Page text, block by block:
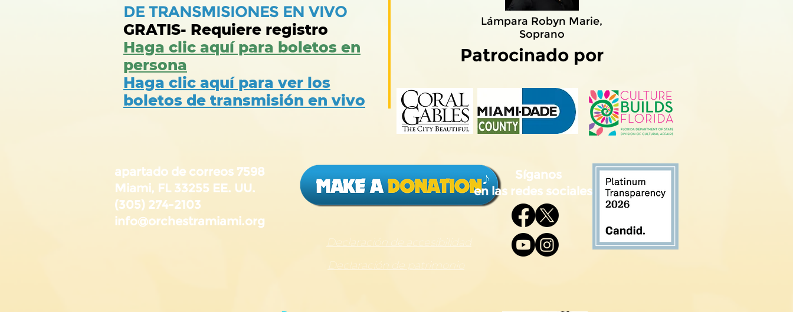
DE TRANSMISIONES EN VIVO
GRATIS- Requiere registro
Haga clic aquí para boletos en
persona
Haga clic aquí para ver los
boletos de transmisión en vivo
Lámpara Robyn Marie,
Soprano
Patrocinado por
apartado de correos 7598
Miami, FL 33255 EE. UU.
(305) 274-2103
info@orchestramiami.org
Síganos
en las redes sociales!!!
Declaración de accesibilidad
Declaración de patrimonio